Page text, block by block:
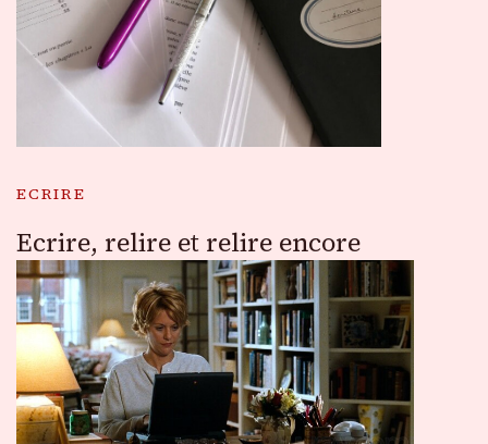
ECRIRE
Ecrire, relire et relire encore